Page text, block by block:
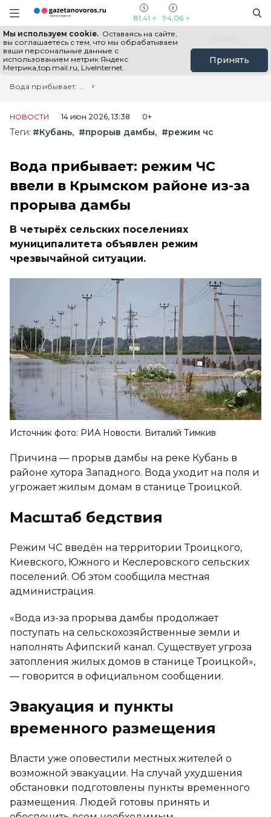
Информационный портал "ГазетаНоворос.ру"
Навигация сайта
81,41 94,06
Мы используем cookie. Оставаясь на сайте,
вы соглашаетесь с тем, что мы обрабатываем
ваши персональные данные с
использованием метрик Яндекс
Метрика,top.mail.ru, LiveInternet.
Принять
Все новости Новости России
Главная
Лента новостей
Вода прибывает: режим ЧС ввели в Крымском районе из-за прорыва дамбы
НОВОСТИ 14 июн 2026, 13:38 0+
Теги: #Кубань #прорыв дамбы #режим чс
Вода прибывает: режим ЧС
ввели в Крымском районе из-за
прорыва дамбы
В четырёх сельских поселениях
муниципалитета объявлен режим
чрезвычайной ситуации.
Источник фото: РИА Новости. Виталий Тимкив
Причина — прорыв дамбы на реке Кубань в
районе хутора Западного. Вода уходит на поля и
угрожает жилым домам в станице Троицкой.
Масштаб бедствия
Режим ЧС введён на территории Троицкого,
Киевского, Южного и Кеслеровского сельских
поселений. Об этом сообщила местная
администрация.
«Вода из-за прорыва дамбы продолжает
поступать на сельскохозяйственные земли и
наполнять Афипский канал. Существует угроза
затопления жилых домов в станице Троицкой»,
— говорится в официальном сообщении.
Эвакуация и пункты
временного размещения
Власти уже оповестили местных жителей о
возможной эвакуации. На случай ухудшения
обстановки подготовлены пункты временного
размещения. Людей готовы принять и